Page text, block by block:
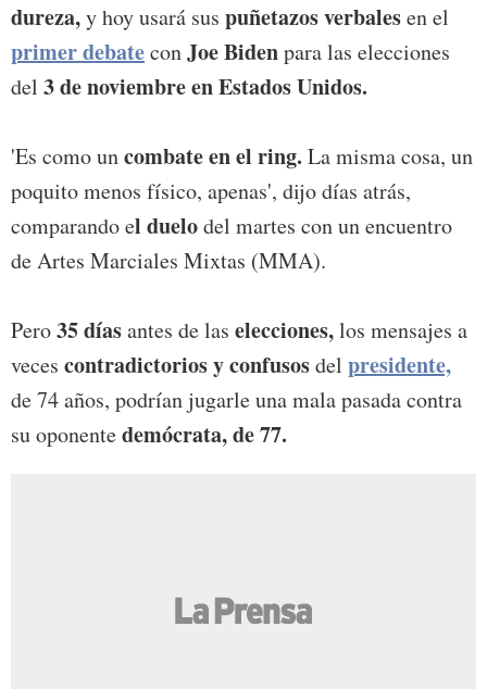
dureza,y hoy usará sus puñetazos verbalesen el
primer debateconJoe Bidenpara las elecciones
del 3 de noviembre en Estados Unidos.
'Es como uncombate en el ring. La misma cosa, un
poquito menos físico, apenas', dijo días atrás,
comparando el duelodel martes con un encuentro
de Artes Marciales Mixtas (MMA).
Pero35 díasantes de las elecciones,los mensajes a
veces contradictorios y confusosdel presidente,
de 74 años, podrían jugarle una mala pasada contra
su oponentedemócrata, de 77.